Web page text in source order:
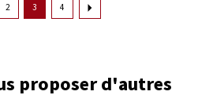
2 3 4
proposer d'autres